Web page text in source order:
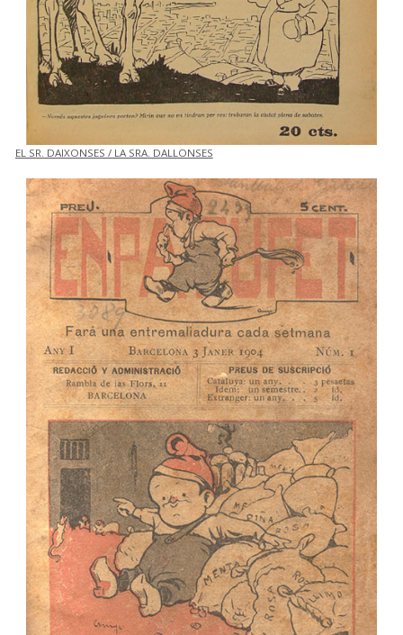
EL SR. DAIXONSES / LA SRA. DALLONSES